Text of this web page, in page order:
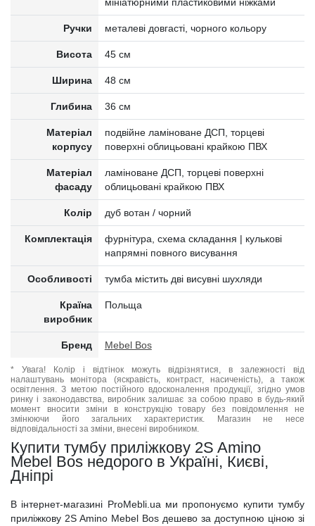
Ручки металеві довгасті, чорного кольору
Висота 45 см
Ширина 48 см
Глибина 36 см
Матеріал
корпусу
подвійне ламіноване ДСП, торцеві
поверхні облицьовані крайкою ПВХ
Матеріал
фасаду
ламіноване ДСП, торцеві поверхні
облицьовані крайкою ПВХ
Колір дуб вотан / чорний
Комплектація
фурнітура, схема складання | кулькові
напрямні повного висування
Особливості тумба містить дві висувні шухляди
Країна
виробник
Польща
Бренд Mebel Bos
* Увага! Колір і відтінок можуть відрізнятися, в залежності від
налаштувань монітора (яскравість, контраст, насиченість), а також
освітлення. З метою постійного вдосконалення продукції, згідно умов
ринку і законодавства, виробник залишає за собою право в будь-який
момент вносити зміни в конструкцію товару без повідомлення не
змінюючи його загальних характеристик. Магазин не несе
відповідальності за зміни, внесені виробником.
Купити тумбу приліжкову 2S Amino
Mebel Bos недорого в Україні, Києві,
Дніпрі
В інтернет-магазині ProMebli.ua ми пропонуємо купити тумбу
приліжкову 2S Amino Mebel Bos дешево за доступною ціною зі